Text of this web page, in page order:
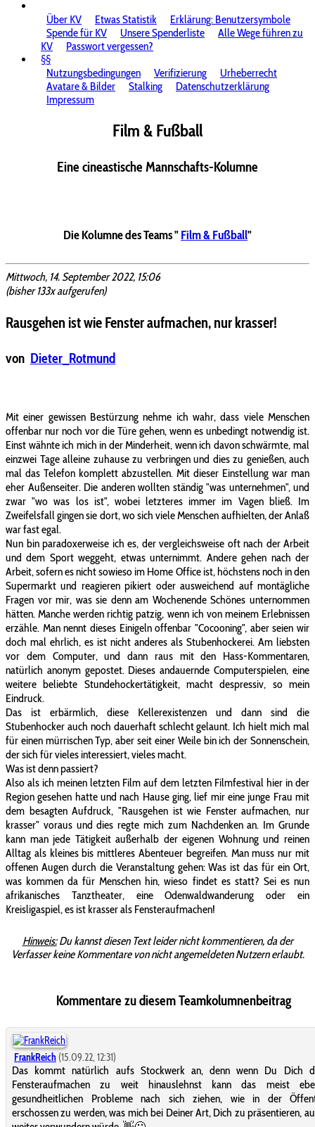
Über KV
Etwas Statistik
Erklärung: Benutzersymbole
Spende für KV
Unsere Spenderliste
Alle Wege führen zu
KV
Passwort vergessen?
§§
Nutzungsbedingungen
Verifizierung
Urheberrecht
Avatare & Bilder
Stalking
Datenschutzerklärung
Impressum
Film & Fußball
Eine cineastische Mannschafts-Kolumne
Die Kolumne des Teams "Film & Fußball"
Mittwoch, 14. September 2022, 15:06
(bisher 133x aufgerufen)
Rausgehen ist wie Fenster aufmachen, nur krasser!
von Dieter_Rotmund
Mit einer gewissen Bestürzung nehme ich wahr, dass viele Menschen
offenbar nur noch vor die Türe gehen, wenn es unbedingt notwendig ist.
Einst wähnte ich mich in der Minderheit, wenn ich davon schwärmte, mal
einzwei Tage alleine zuhause zu verbringen und dies zu genießen, auch
mal das Telefon komplett abzustellen. Mit dieser Einstellung war man
eher Außenseiter. Die anderen wollten ständig "was unternehmen", und
zwar "wo was los ist", wobei letzteres immer im Vagen bließ. Im
Zweifelsfall gingen sie dort, wo sich viele Menschen aufhielten, der Anlaß
war fast egal.
Nun bin paradoxerweise ich es, der vergleichsweise oft nach der Arbeit
und dem Sport weggeht, etwas unternimmt. Andere gehen nach der
Arbeit, sofern es nicht sowieso im Home Office ist, höchstens noch in den
Supermarkt und reagieren pikiert oder ausweichend auf montägliche
Fragen vor mir, was sie denn am Wochenende Schönes unternommen
hätten. Manche werden richtig patzig, wenn ich von meinem Erlebnissen
erzähle. Man nennt dieses Einigeln offenbar "Cocooning", aber seien wir
doch mal ehrlich, es ist nicht anderes als Stubenhockerei. Am liebsten
vor dem Computer, und dann raus mit den Hass-Kommentaren,
natürlich anonym gepostet. Dieses andauernde Computerspielen, eine
weitere beliebte Stundehockertätigkeit, macht despressiv, so mein
Eindruck.
Das ist erbärmlich, diese Kellerexistenzen und dann sind die
Stubenhocker auch noch dauerhaft schlecht gelaunt. Ich hielt mich mal
für einen mürrischen Typ, aber seit einer Weile bin ich der Sonnenschein,
der sich für vieles interessiert, vieles macht.
Was ist denn passiert?
Also als ich meinen letzten Film auf dem letzten Filmfestival hier in der
Region gesehen hatte und nach Hause ging, lief mir eine junge Frau mit
dem besagten Aufdruck, "Rausgehen ist wie Fenster aufmachen, nur
krasser" voraus und dies regte mich zum Nachdenken an. Im Grunde
kann man jede Tätigkeit außerhalb der eigenen Wohnung und reinen
Alltag als kleines bis mittleres Abenteuer begreifen. Man muss nur mit
offenen Augen durch die Veranstaltung gehen: Was ist das für ein Ort,
was kommen da für Menschen hin, wieso findet es statt? Sei es nun
afrikanisches Tanztheater, eine Odenwaldwanderung oder ein
Kreisligaspiel, es ist krasser als Fensteraufmachen!
Hinweis:Du kannst diesen Text leider nicht kommentieren, da der
Verfasser keine Kommentare von nicht angemeldeten Nutzern erlaubt.
Kommentare zu diesem Teamkolumnenbeitrag
FrankReich (15.09.22, 12:31)
Das kommt natürlich aufs Stockwerk an, denn wenn Du Dich
Fensteraufmachen zu weit hinauslehnst kann das meist
gesundheitlichen Probleme nach sich ziehen, wie in der
erschossen zu werden, was mich bei Deiner Art, Dich zu präsentieren,